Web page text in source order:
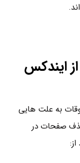
ایندکس
به علت هایی
صفحات در